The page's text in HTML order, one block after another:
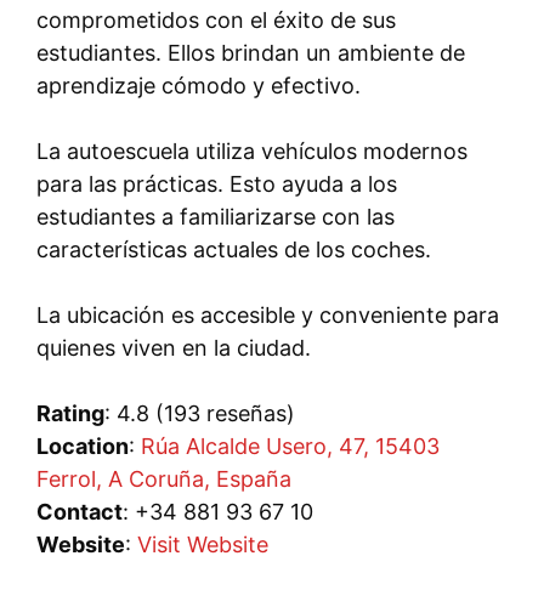
comprometidos con el éxito de sus
estudiantes. Ellos brindan un ambiente de
aprendizaje cómodo y efectivo.
La autoescuela utiliza vehículos modernos
para las prácticas. Esto ayuda a los
estudiantes a familiarizarse con las
características actuales de los coches.
La ubicación es accesible y conveniente para
quienes viven en la ciudad.
Rating: 4.8 (193 reseñas)
Location: Rúa Alcalde Usero, 47, 15403
Ferrol, A Coruña, España
Contact: +34 881 93 67 10
Website: Visit Website